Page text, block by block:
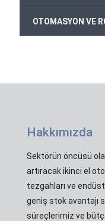
OTOMASYON VE
Hakkımızda
Sektörün öncüsü
artıracak ikinci el
tezgahları ve
geniş stok avantajı
süreçlerimiz ve